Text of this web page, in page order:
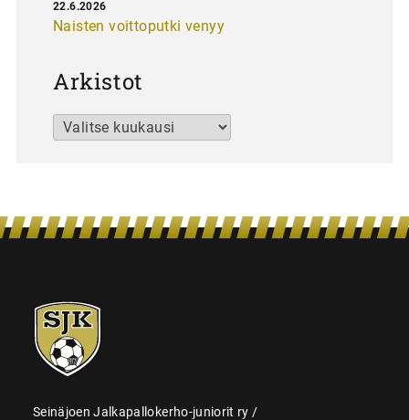
Naisten voittoputki venyy
22.6.2026
Arkistot
Arkistot
SJK-
juniorit
Seinäjoen Jalkapallokerho-juniorit ry /